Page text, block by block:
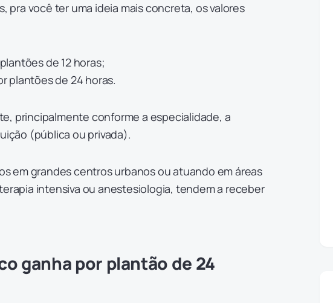
pra você ter uma ideia mais concreta, os valores
de 12 horas;
plantões de 24 horas.
principalmente conforme a especialidade, a
(pública ou privada).
em grandes centros urbanos ou atuando em áreas
intensiva ou anestesiologia, tendem a receber
ganha por plantão de 24